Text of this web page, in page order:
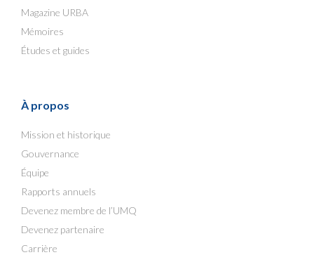
Magazine URBA
Mémoires
Études et guides
À propos
Mission et historique
Gouvernance
Équipe
Rapports annuels
Devenez membre de l’UMQ
Devenez partenaire
Carrière